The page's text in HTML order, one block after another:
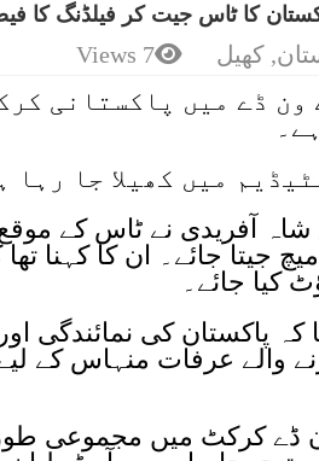
کا ٹاس جیت کر فیلڈنگ کا
, کھیل 7 Views
ون ڈے میں پاکستانی
میں کھیلا جا رہا
شاہ آفریدی نے ٹاس کے
میچ جیتا جائے۔ ان کا
کیا جائے۔
پاکستان کی نمائندگی
والے عرفات منہاس کے